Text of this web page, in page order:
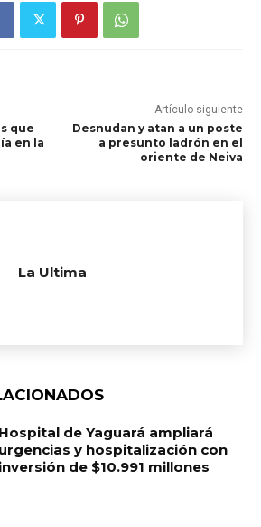
que
en la
Artículo siguiente
Desnudan y atan a un poste
a presunto ladrón en el
oriente de Neiva
La Ultima
Hospital de Yaguará ampliará
urgencias y hospitalización con
inversión de $10.991 millones